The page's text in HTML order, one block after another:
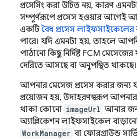
প্রসেসিং করা উচিত নয়, কারণ
সম্পূর্ণরূপে প্রসেস হওয়ার আগেই
একটিবৈধ প্রসেস লাইফসাইকেলের
পারে। যদি এমনটা হয়, তাহলে
পাঠানো কিছু নির্দিষ্ট FCM
দেরিতে আসছে বা অনুপস্থিত থাকছে।
আপনার মেসেজ প্রসেস করার জন্য
প্রয়োজন হয়, উদাহরণস্বরূপ
থাকা কোনো imageUrl আনার
অ্যাপ্লিকেশন লাইফসাইকেল
WorkManager বা ফোরগ্রাউন্ড